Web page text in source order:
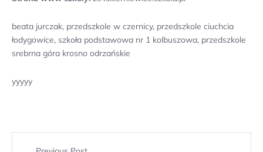
beata jurczak, przedszkole w czernicy, przedszkole ciuchcia
łodygowice, szkoła podstawowa nr 1 kolbuszowa, przedszkole
srebrna góra krosno odrzańskie
yyyyy